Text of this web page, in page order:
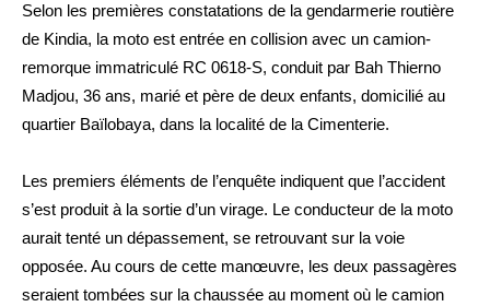
Selon les premières constatations de la gendarmerie routière
de Kindia, la moto est entrée en collision avec un camion-
remorque immatriculé RC 0618-S, conduit par Bah Thierno
Madjou, 36 ans, marié et père de deux enfants, domicilié au
quartier Baïlobaya, dans la localité de la Cimenterie.
Les premiers éléments de l’enquête indiquent que l’accident
s’est produit à la sortie d’un virage. Le conducteur de la moto
aurait tenté un dépassement, se retrouvant sur la voie
opposée. Au cours de cette manœuvre, les deux passagères
seraient tombées sur la chaussée au moment où le camion